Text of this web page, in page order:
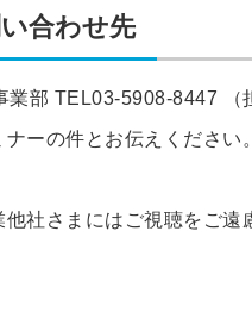
合わせ先
業部 TEL03-5908-8447 （
ーの件とお伝えください。
社さまにはご視聴をご遠